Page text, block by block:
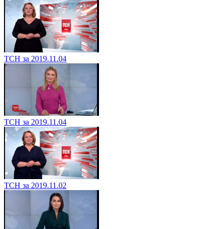
ТСН за 2019.11.04
ТСН за 2019.11.04
ТСН за 2019.11.02